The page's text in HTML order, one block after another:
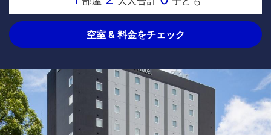
空室 & 料金をチェック